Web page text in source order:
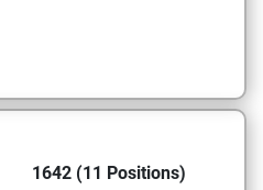
1642 (11 Positions)